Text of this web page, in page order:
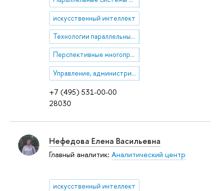
+7 (495) 531-00-00
28030
искусственный интеллект
Технологии параллельных и распределенных вычислений
Перспективные многопроцессорные архитектуры
Управление, администрирование, мониторинг и тестирование многопроцессорных систем
Нефедова Елена Васильевна
Главный аналитик: Аналитический центр
искусственный интеллект